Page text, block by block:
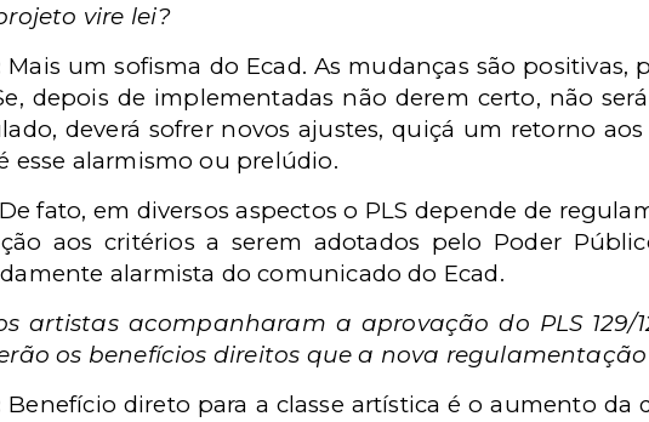
vire lei?
Mais um sofisma do Ecad. As mudanças são
depois de implementadas não derem certo, não
deverá sofrer novos ajustes, quiçá um retorno
esse alarmismo ou prelúdio.
De fato, em diversos aspectos o PLS depende de
aos critérios a serem adotados pelo Poder
alarmista do comunicado do Ecad.
artistas acompanharam a aprovação do PLS
os benefícios direitos que a nova
Benefício direto para a classe artística é o aumento da